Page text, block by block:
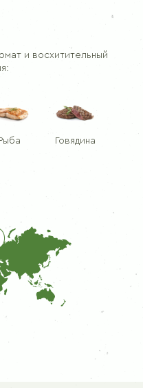
и восхитительный
Рыба Говядина